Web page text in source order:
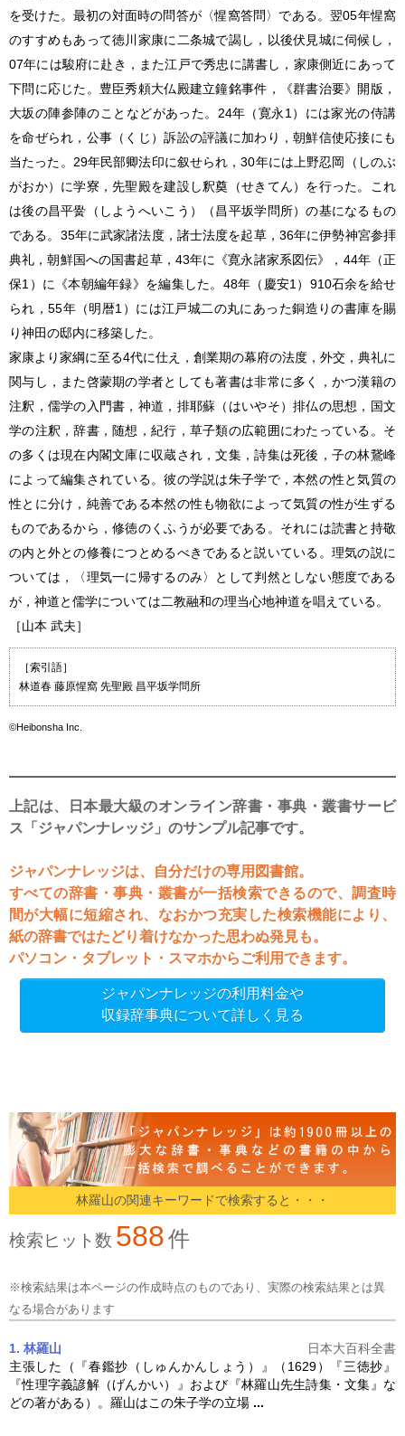
を受けた。最初の対面時の問答が〈惺窩答問〉である。翌05年惺窩
のすすめもあって徳川家康に二条城で謁し，以後伏見城に伺候し，
07年には駿府に赴き，また江戸で秀忠に講書し，家康側近にあって
下問に応じた。豊臣秀頼大仏殿建立鐘銘事件，《群書治要》開版，
大坂の陣参陣のことなどがあった。24年（寛永1）には家光の侍講
を命ぜられ，公事（くじ）訴訟の評議に加わり，朝鮮信使応接にも
当たった。29年民部卿法印に叙せられ，30年には上野忍岡（しのぶ
がおか）に学寮，先聖殿を建設し釈奠（せきてん）を行った。これ
は後の昌平黌（しようへいこう）（昌平坂学問所）の基になるもの
である。35年に武家諸法度，諸士法度を起草，36年に伊勢神宮参拝
典礼，朝鮮国への国書起草，43年に《寛永諸家系図伝》，44年（正
保1）に《本朝編年録》を編集した。48年（慶安1）910石余を給せ
られ，55年（明暦1）には江戸城二の丸にあった銅造りの書庫を賜
り神田の邸内に移築した。
家康より家綱に至る4代に仕え，創業期の幕府の法度，外交，典礼に
関与し，また啓蒙期の学者としても著書は非常に多く，かつ漢籍の
注釈，儒学の入門書，神道，排耶蘇（はいやそ）排仏の思想，国文
学の注釈，辞書，随想，紀行，草子類の広範囲にわたっている。そ
の多くは現在内閣文庫に収蔵され，文集，詩集は死後，子の林鵞峰
によって編集されている。彼の学説は朱子学で，本然の性と気質の
性とに分け，純善である本然の性も物欲によって気質の性が生ずる
ものであるから，修徳のくふうが必要である。それには読書と持敬
の内と外との修養につとめるべきであると説いている。理気の説に
ついては，〈理気一に帰するのみ〉として判然としない態度である
が，神道と儒学については二教融和の理当心地神道を唱えている。
［山本 武夫］
［索引語］
林道春 藤原惺窩 先聖殿 昌平坂学問所
©Heibonsha Inc.
上記は、日本最大級のオンライン辞書・事典・叢書サービ
ス「ジャパンナレッジ」のサンプル記事です。
ジャパンナレッジは、自分だけの専用図書館。
すべての辞書・事典・叢書が一括検索できるので、調査時
間が大幅に短縮され、なおかつ充実した検索機能により、
紙の辞書ではたどり着けなかった思わぬ発見も。
パソコン・タブレット・スマホからご利用できます。
ジャパンナレッジの利用料金や
収録辞事典について詳しく見る
林羅山の関連キーワードで検索すると・・・
検索ヒット数 588件
※検索結果は本ページの作成時点のものであり、実際の検索結果とは異
なる場合があります
1. 林羅山
日本大百科全書
主張した（『春鑑抄（しゅんかんしょう）』（1629）『三徳抄』
『性理字義諺解（げんかい）』および『林羅山先生詩集・文集』な
どの著がある）。羅山はこの朱子学の立場 ...